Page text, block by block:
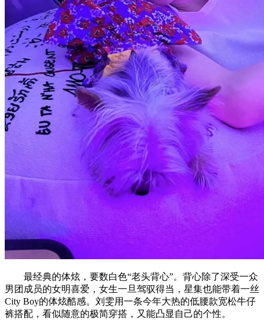
最经典的体炫，要数白色“老头背心”。背心除了深受一众
男团成员的女明喜爱，女生一旦驾驭得当，星集也能带着一丝
City Boy的体炫酷感。刘雯用一条今年大热的低腰款宽松牛仔
裤搭配，看似随意的极简穿搭，又能凸显自己的个性。